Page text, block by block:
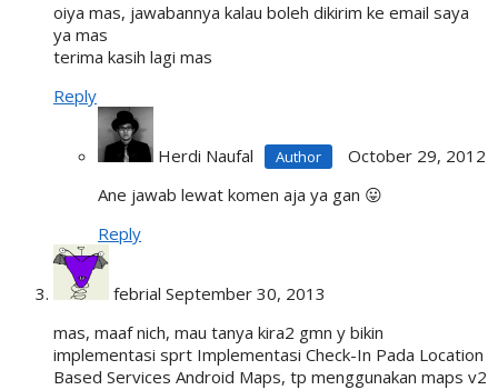
oiya mas, jawabannya kalau boleh dikirim ke email saya
ya mas
terima kasih lagi mas
Reply
Herdi Naufal
October 29, 2012
Ane jawab lewat komen aja ya gan 😛
Reply
febrial September 30, 2013
mas, maaf nich, mau tanya kira2 gmn y bikin
implementasi sprt Implementasi Check-In Pada Location
Based Services Android Maps, tp menggunakan maps v2